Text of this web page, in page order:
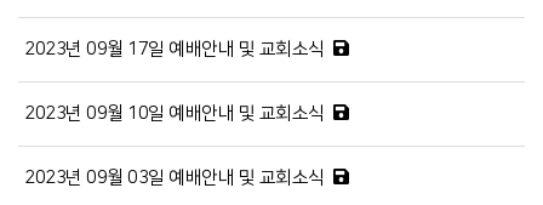
2023년 09월 17일 예배안내 및 교회소식
2023년 09월 10일 예배안내 및 교회소식
2023년 09월 03일 예배안내 및 교회소식